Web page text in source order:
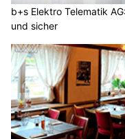
b+s Elektro Telematik
und sicher